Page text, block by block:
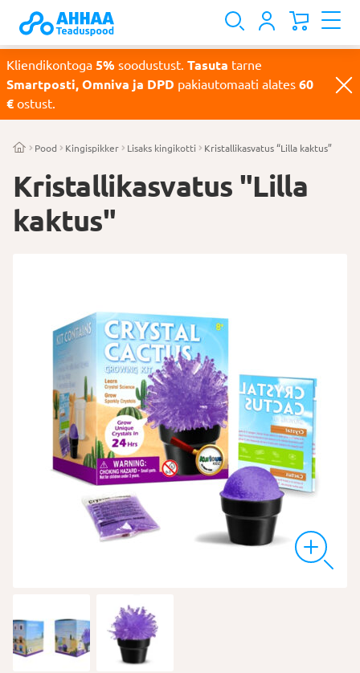
Kliendikontoga 5% soodustust. Tasuta tarne
Smartposti, Omniva ja DPD pakiautomaati alates 60
€ ostust.
Pood Kingispikker Lisaks kingikotti Kristallikasvatus “Lilla kaktus”
Kristallikasvatus "Lilla
kaktus"